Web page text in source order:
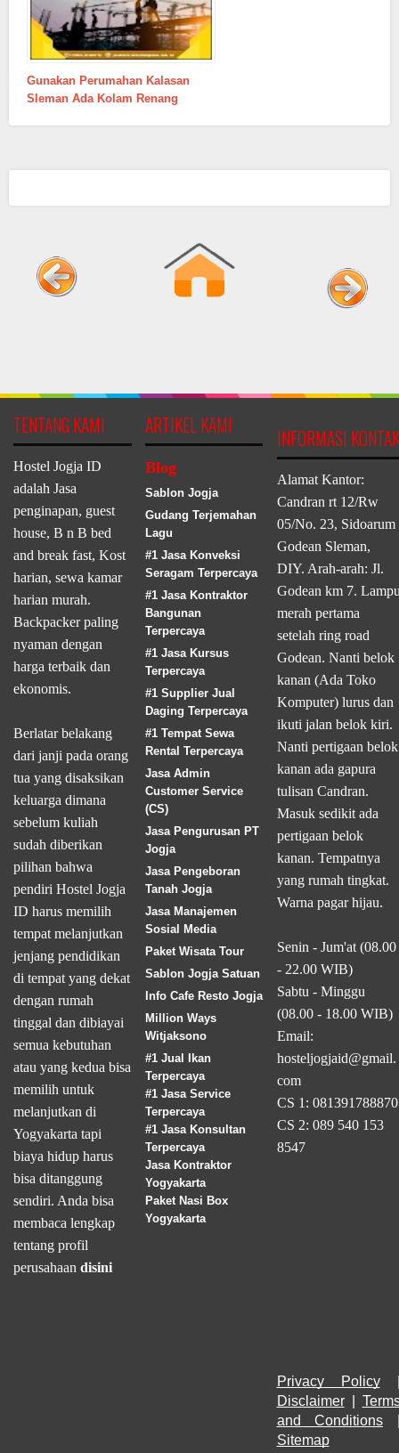
Gunakan Perumahan Kalasan
Sleman Ada Kolam Renang
TENTANG KAMI
Hostel Jogja ID
adalah Jasa
penginapan, guest
house, B n B bed
and break fast, Kost
harian, sewa kamar
harian murah.
Backpacker paling
nyaman dengan
harga terbaik dan
ekonomis.
Berlatar belakang
dari janji pada orang
tua yang disaksikan
keluarga dimana
sebelum kuliah
sudah diberikan
pilihan bahwa
pendiri Hostel Jogja
ID harus memilih
tempat melanjutkan
jenjang pendidikan
di tempat yang dekat
dengan rumah
tinggal dan dibiayai
semua kebutuhan
atau yang kedua bisa
memilih untuk
melanjutkan di
Yogyakarta tapi
biaya hidup harus
bisa ditanggung
sendiri. Anda bisa
membaca lengkap
tentang profil
perusahaan disini
ARTIKEL KAMI
Blog
Sablon Jogja
Gudang Terjemahan
Lagu
#1 Jasa Konveksi
Seragam Terpercaya
#1 Jasa Kontraktor
Bangunan
Terpercaya
#1 Jasa Kursus
Terpercaya
#1 Supplier Jual
Daging Terpercaya
#1 Tempat Sewa
Rental Terpercaya
Jasa Admin
Customer Service
(CS)
Jasa Pengurusan PT
Jogja
Jasa Pengeboran
Tanah Jogja
Jasa Manajemen
Sosial Media
Paket Wisata Tour
Sablon Jogja Satuan
Info Cafe Resto Jogja
Million Ways
Witjaksono
#1 Jual Ikan
Terpercaya
#1 Jasa Service
Terpercaya
#1 Jasa Konsultan
Terpercaya
Jasa Kontraktor
Yogyakarta
Paket Nasi Box
Yogyakarta
INFORMASI KONTAK
Alamat Kantor:
Candran rt 12/Rw
05/No. 23, Sidoarum
Godean Sleman,
DIY. Arah-arah: Jl.
Godean km 7.
merah pertama
setelah ring road
Godean. Nanti belok
kanan (Ada Toko
Komputer) lurus dan
ikuti jalan belok kiri.
Nanti pertigaan belok
kanan ada gapura
tulisan Candran.
Masuk sedikit ada
pertigaan belok
kanan. Tempatnya
yang rumah tingkat.
Warna pagar hijau.
Senin - Jum'at (08.00
- 22.00 WIB)
Sabtu - Minggu
(08.00 - 18.00 WIB)
Email:
hosteljogjaid@gmail.
com
CS 1: 081391788870
CS 2: 089 540 153
8547
Privacy Policy
Disclaimer |
and Conditions
Sitemap